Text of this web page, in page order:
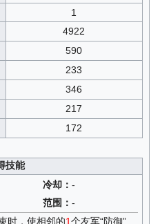
1
4922
590
233
346
217
172
技能
冷却： -
范围： -
时，使相邻的1个友军“防御”